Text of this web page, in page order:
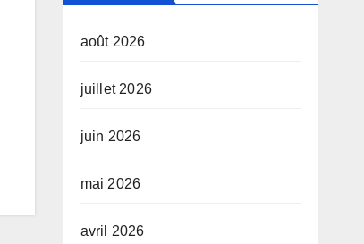
août 2026
juillet 2026
juin 2026
mai 2026
avril 2026